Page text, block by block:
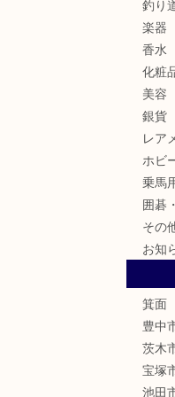
釣り
楽器
香水
化粧
美容
銀貨
レア
ホビ
乗馬
囲碁
その
お知
箕面
豊中
茨木
宝塚
池田